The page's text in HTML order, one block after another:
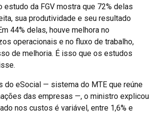
estudo da FGV mostra que 72% delas
sua produtividade e seu resultado
44% delas, houve melhora no
operacionais e no fluxo de trabalho,
de melhoria. É isso que os estudos
do eSocial — sistema do MTE que reúne
das empresas —, o ministro explicou
nos custos é variável, entre 1,6% e